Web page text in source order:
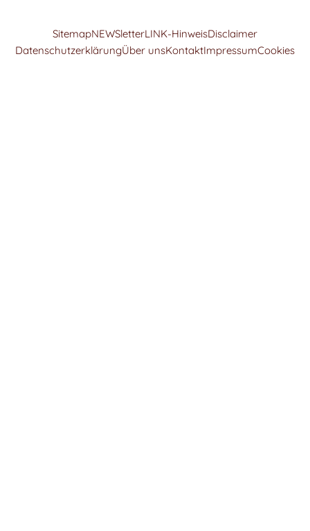
SitemapNEWSletterLINK-HinweisDisclaimer
DatenschutzerklärungÜber unsKontaktImpressumCookies